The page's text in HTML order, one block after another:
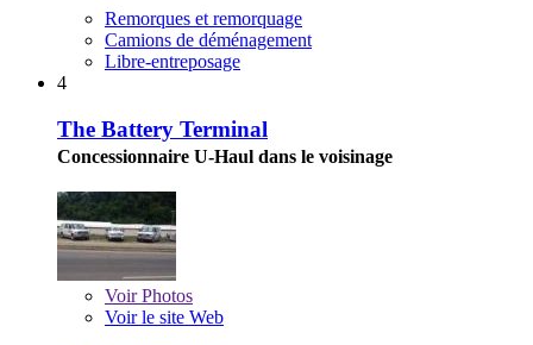
Remorques et remorquage
Camions de déménagement
Libre-entreposage
4
The Battery Terminal
Concessionnaire U-Haul dans le voisinage
VoirPhotos
Voir le site Web